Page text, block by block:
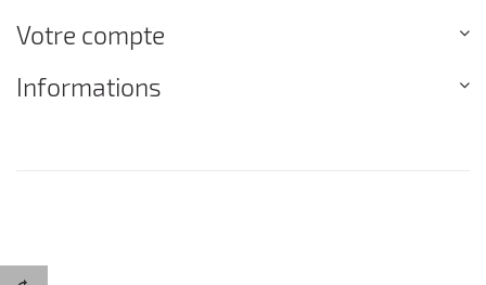
Votre compte
Informations